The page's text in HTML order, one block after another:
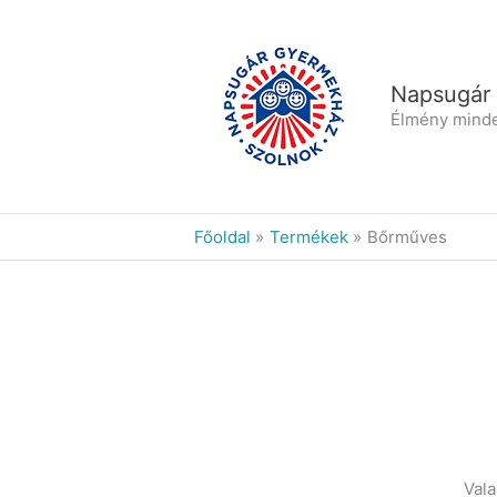
Élmény
Főoldal Termékek Bőrműves